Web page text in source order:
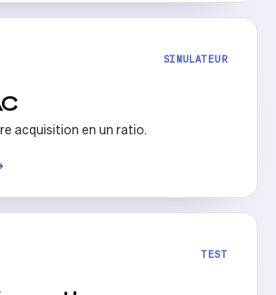
SIMULATEUR
acquisition en un ratio.
TEST